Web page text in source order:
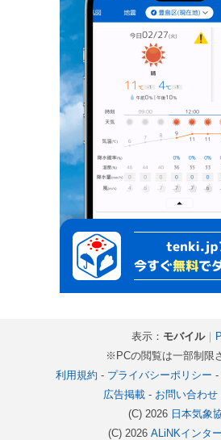
表示： モバイル｜
※PCの閲覧は一部制限
利用規約 - プライバシーポリシー -
広告掲載- お問い合わせ
(C) 2026 日本気象
(C) 2026 ALiNKインタ